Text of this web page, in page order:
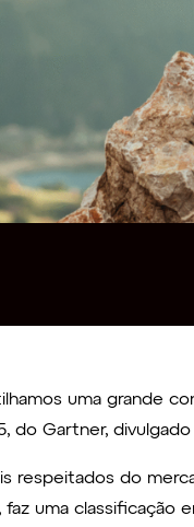
uma grande
do Gartner,
respeitados do
uma classificação